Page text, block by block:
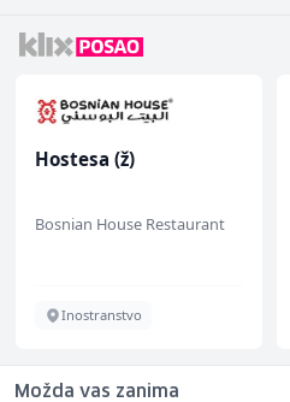
Hostesa (ž)
Bosnian House Restaurant
Inostranstvo
Možda vas zanima